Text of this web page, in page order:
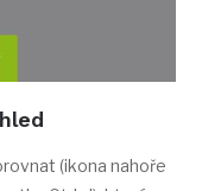
(ikona nahoře